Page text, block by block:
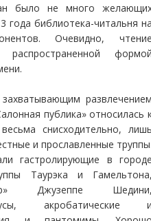
было не много
года библиотека-читальня
Очевидно,
публика» относилась
снисходительно,
и прославленные
гастролирующие в
Таурэка и
Джузеппе
акробатические